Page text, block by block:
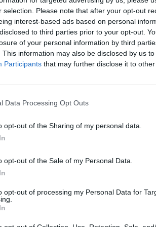
selection. Please note that after your opt-out
interest-based ads based on personal
to third parties prior to your opt-out.
of your personal information by third
This information may also be disclosed by us
Participants that may further disclose it to other
Data Processing Opt Outs
opt-out of the Sharing of my personal data.
opt-out of the Sale of my Personal Data.
opt-out of processing my Personal Data for
les lleis, o intencionadament, a molts llocs de
a les seves parcel·les.
per exterminar les quatre rates que hi ha a la
algun gat o altres animals acabin enverinats, però que
a tot el municipi de Castellar del Vallès.
amb el lema “El verí no distingeix espècies, avui ha
de conscienciar la població que l’ús del verí a escala
sinó també un perill per a la salut pública i el medi
una pancarta i uns cartells a l’Airesol A-B, lloc on va
de Veïns de l’Airesol A-B ha arrancat la pancarta i
per l’organització d’esdeveniments festius que per
molta gent que deixa que els seus gossos i gats
gats que necessiten explorar una miqueta més i
(colònies de gats controlades i protegides per
eriçons i les àligues. Tots podem ser víctimes de l’ús
podem fer-ho si entrem en contacte amb un
diversos dies a provocar la mort des de la ingesta.